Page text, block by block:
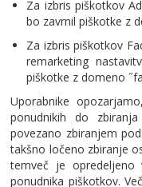
Za izbris piškotkov
bo zavrnil piškotke z
Za izbris piškotkov
remarketing
piškotke z domeno
Uporabnike
ponudnikih do
povezano zbiranjem
takšno ločeno zbiranje
temveč je opredeljeno
ponudnika piškotkov.